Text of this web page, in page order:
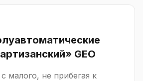
GEO
малого, не прибегая к